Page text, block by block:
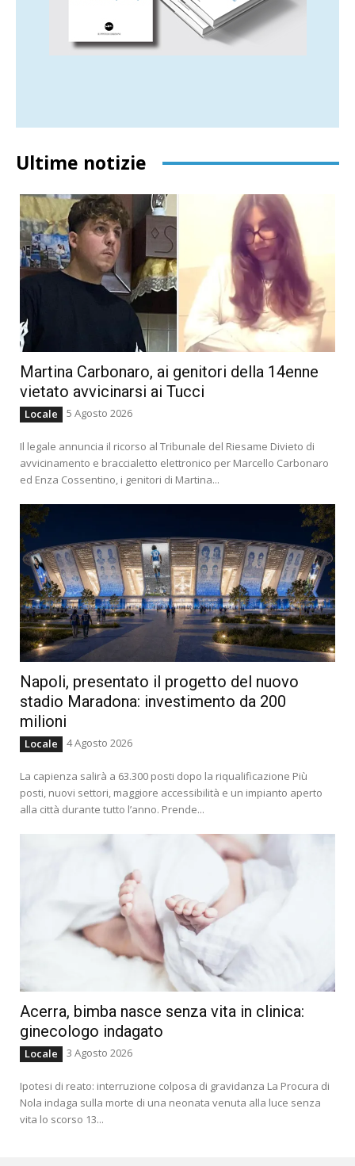
Ultime notizie
Martina Carbonaro, ai genitori della 14enne
vietato avvicinarsi ai Tucci
Locale 5 Agosto 2026
Il legale annuncia il ricorso al Tribunale del Riesame Divieto di
avvicinamento e braccialetto elettronico per Marcello Carbonaro
ed Enza Cossentino, i genitori di Martina...
Napoli, presentato il progetto del nuovo
stadio Maradona: investimento da 200
milioni
Locale 4 Agosto 2026
La capienza salirà a 63.300 posti dopo la riqualificazione Più
posti, nuovi settori, maggiore accessibilità e un impianto aperto
alla città durante tutto l’anno. Prende...
Acerra, bimba nasce senza vita in clinica:
ginecologo indagato
Locale 3 Agosto 2026
Ipotesi di reato: interruzione colposa di gravidanza La Procura di
Nola indaga sulla morte di una neonata venuta alla luce senza
vita lo scorso 13...